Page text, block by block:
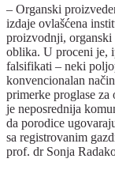
– Organski
izdaje ovlašćena
proizvodnji,
oblika. U proceni je,
falsifikati – neki
konvencionalan
primerke proglase
je neposrednija
da porodice
sa registrovanim
prof. dr Sonja